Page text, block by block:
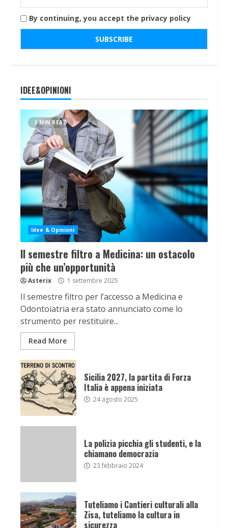
By continuing, you accept the privacy policy
IDEE&OPINIONI
2 MIN READ
Idee & Opinioni
Il semestre filtro a Medicina: un ostacolo
più che un’opportunità
Asterix 1 settembre 2025
Il semestre filtro per l’accesso a Medicina e
Odontoiatria era stato annunciato come lo
strumento per restituire...
Read More
Sicilia 2027, la partita di Forza
Italia è appena iniziata
24 agosto 2025
La polizia picchia gli studenti, e la
chiamano democrazia
23 febbraio 2024
Tuteliamo i Cantieri culturali alla
Zisa, tuteliamo la cultura in
sicurezza